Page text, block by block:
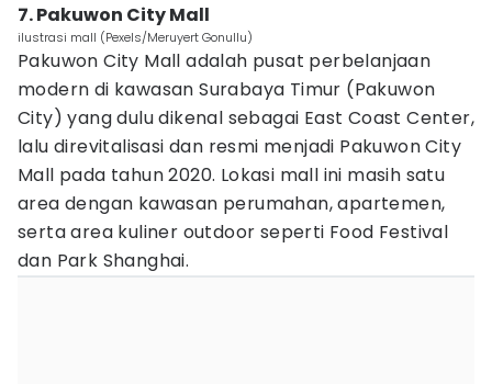
7. Pakuwon City Mall
ilustrasi mall (Pexels/Meruyert Gonullu)
Pakuwon City Mall adalah pusat perbelanjaan
modern di kawasan Surabaya Timur (Pakuwon
City) yang dulu dikenal sebagai East Coast Center,
lalu direvitalisasi dan resmi menjadi Pakuwon City
Mall pada tahun 2020. Lokasi mall ini masih satu
area dengan kawasan perumahan, apartemen,
serta area kuliner outdoor seperti Food Festival
dan Park Shanghai.